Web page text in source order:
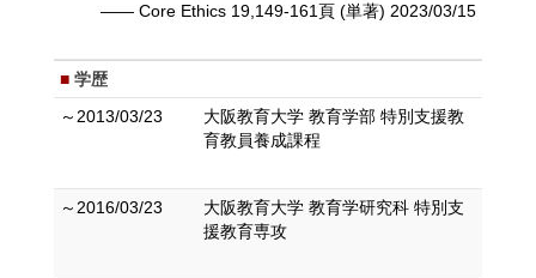
―― Core Ethics 19,149-161頁 (単著) 2023/03/15
学歴
～2013/03/23
大阪教育大学 教育学部 特別支援教
育教員養成課程
～2016/03/23
大阪教育大学 教育学研究科 特別支
援教育専攻